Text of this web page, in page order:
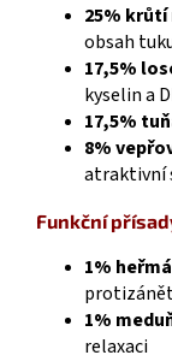
25% krůtí
obsah
17,5%
kyselin a
17,5%
8%
atraktivní
Funkční
1%
1%
relaxaci